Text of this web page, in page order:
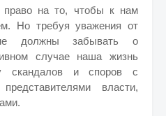
право на то, чтобы к нам
Но требуя уважения от
должны забывать о
случае наша жизнь
скандалов и споров с
власти,